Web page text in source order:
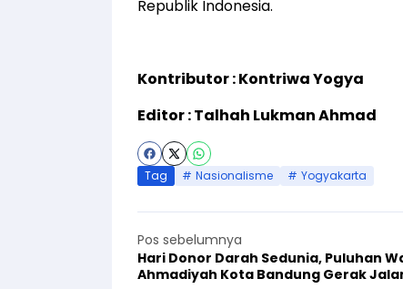
Republik Indonesia.
Kontributor : Kontriwa Yogya
Editor : Talhah Lukman Ahmad
Tag Nasionalisme Yogyakarta
Pos sebelumnya
Hari Donor Darah Sedunia, Puluhan
Ahmadiyah Kota Bandung Gerak